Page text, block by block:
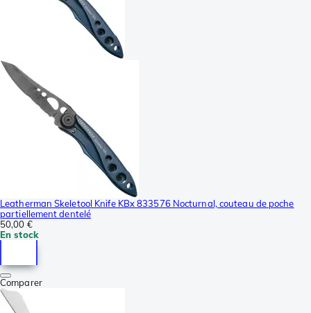
Leatherman Skeletool Knife KBx 833576 Nocturnal, couteau de poche
partiellement dentelé
50,00 €
En stock
Comparer